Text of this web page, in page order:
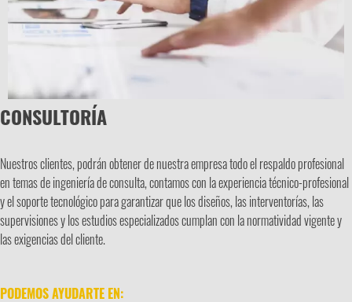
CONSULTORÍA
Nuestros clientes, podrán obtener de nuestra empresa todo el respaldo profesional
en temas de ingeniería de consulta, contamos con la experiencia técnico-profesional
y el soporte tecnológico para garantizar que los diseños, las interventorías, las
supervisiones y los estudios especializados cumplan con la normatividad vigente y
las exigencias del cliente.
PODEMOS AYUDARTE EN: